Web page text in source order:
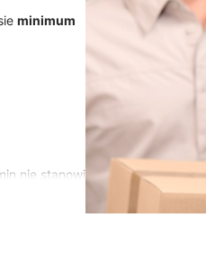
minimum
nie stanowi